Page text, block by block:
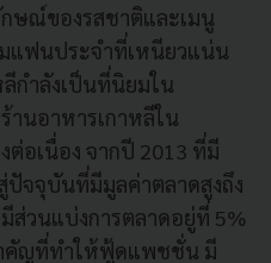
ษณ์ของรสชาติและเมนู
มแฟนประจำที่เหนียวแน่น
กำลังเป็นที่นิยมใน
านอาหารเกาหลีใน
ต่อเนื่อง จากปี 2013 ที่มี
ปัจจุบันที่มีมูลค่าตลาดสูงถึง
ส่วนแบ่งการตลาดอยู่ที่ 5%
คัญที่ทำให้ฟู้ดแพชชั่น มี